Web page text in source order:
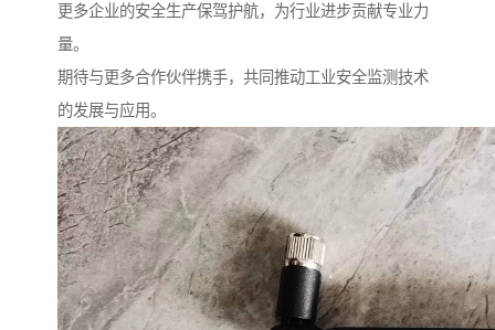
更多企业的安全生产保驾护航，为行业进步贡献专业力
量。
期待与更多合作伙伴携手，共同推动工业安全监测技术
的发展与应用。